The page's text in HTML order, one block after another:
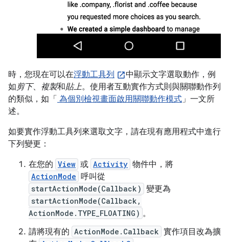
時，您現在可以在浮動工具列
中顯示文字選取動作，例
如剪下、 複製和貼上。使用者互動實作方式則與關聯動作列
的類似，如「 為個別檢視畫面啟用關聯動作模式」一文所
述。
如要實作浮動工具列來選取文字，請在現有應用程式中進行
下列變更：
在您的 View 或 Activity 物件中，將
ActionMode 呼叫從
startActionMode(Callback) 變更為
startActionMode(Callback,
ActionMode.TYPE_FLOATING) 。
請將現有的 ActionMode.Callback 實作項目改為擴